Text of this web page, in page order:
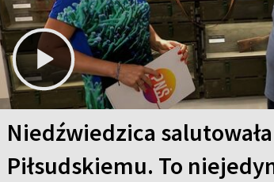
Niedźwiedzica salutowała
Piłsudskiemu. To